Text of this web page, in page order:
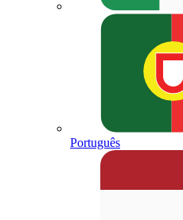
Português